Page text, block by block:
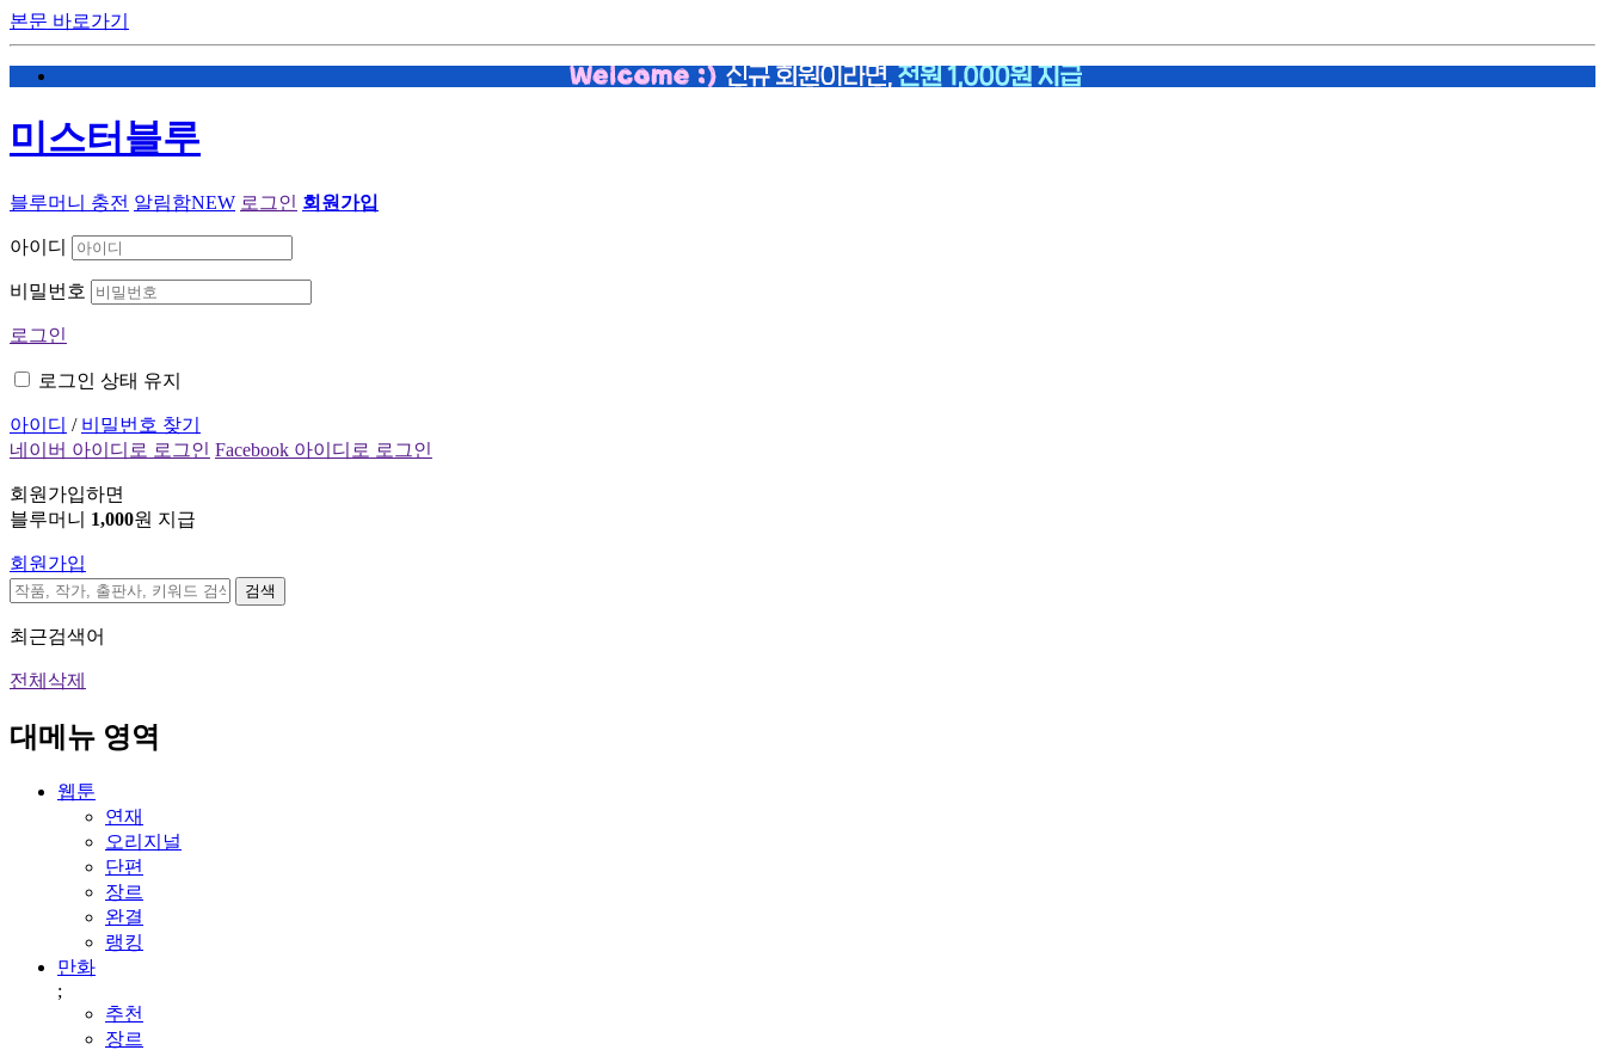
본문 바로가기
미스터블루
블루머니 충전 알림함NEW 로그인 회원가입
아이디
비밀번호
로그인
로그인 상태 유지
아이디 / 비밀번호 찾기
네이버 아이디로 로그인 Facebook 아이디로 로그인
회원가입하면
블루머니 1,000원 지급
회원가입
검색
최근검색어
전체삭제
대메뉴 영역
웹툰
연재
오리지널
단편
장르
완결
랭킹
만화
;
추천
장르